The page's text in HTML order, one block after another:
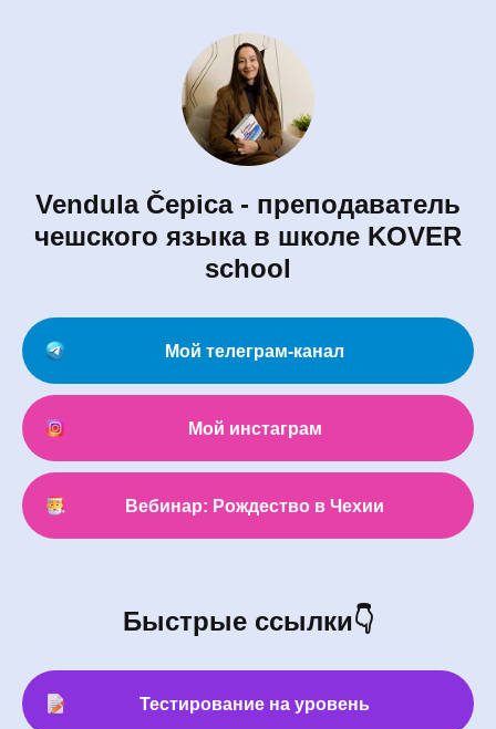
Vendula Čepica - преподаватель
чешского языка в школе KOVER
school
Мой телеграм-канал
Мой инстаграм
Вебинар: Рождество в Чехии
Быстрые ссылки👇
Тестирование на уровень